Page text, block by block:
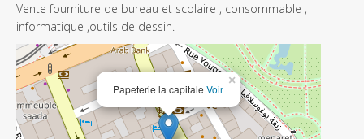
Vente fourniture de bureau et scolaire , consommable ,
informatique ,outils de dessin.
Papeterie la capitale Voir
×